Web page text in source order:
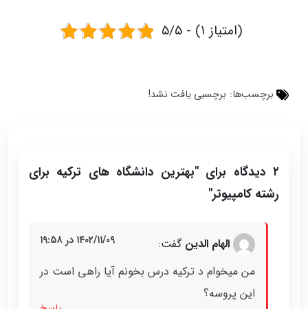
۵/۵ - (۱ امتیاز)
برچسب‌ها: برچسبی یافت نشد!
۲ دیدگاه برای "
بهترین دانشگاه های ترکیه برای
رشته کامپیوتر"
الهام الدین گفت: ۱۴۰۲/۱۱/۰۹ در ۱۹:۵۸
من میخوام د ترکیه درس بخونم آیا راهی است در
این پروسه؟